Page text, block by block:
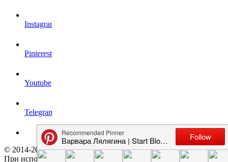
Instagram
Pinterest
Youtube
Telegram
© 2014-2021 StartBlogUp Все права защищены.
При использовании материалов сайта прямая гиперссылка